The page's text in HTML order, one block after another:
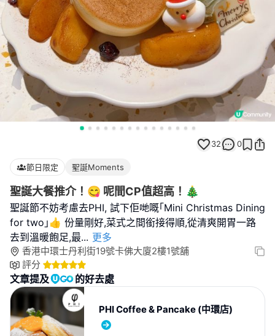
32 0
節日限定 聖誕Moments
聖誕大餐推介！😋 呢間CP值超高！🎄
聖誕節不妨考慮去PHI, 試下佢哋嘅｢Mini Christmas Dining
for two｣👍 份量剛好,菜式之間銜接得順,從清爽開胃一路
去到溫暖飽足,最... 更多
香港中環士丹利街19號卡佛大廈2樓1號舖
評分
文章提及 的好去處
PHI Coffee & Pancake (中環店)